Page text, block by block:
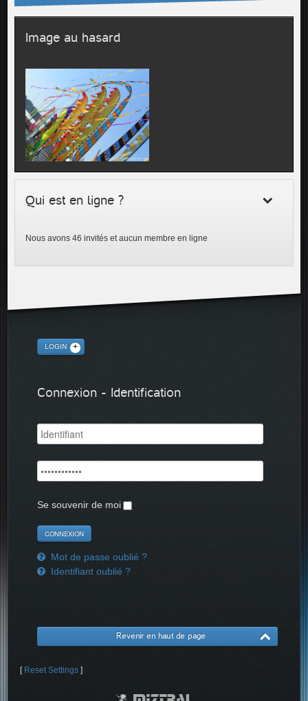
Image au hasard
Qui est en ligne ?
Nous avons 46 invités et aucun membre en ligne
LOGIN
Connexion - Identification
Se souvenir de moi
Mot de passe oublié ?
Identifiant oublié ?
Revenir en haut de page
[ Reset Settings ]